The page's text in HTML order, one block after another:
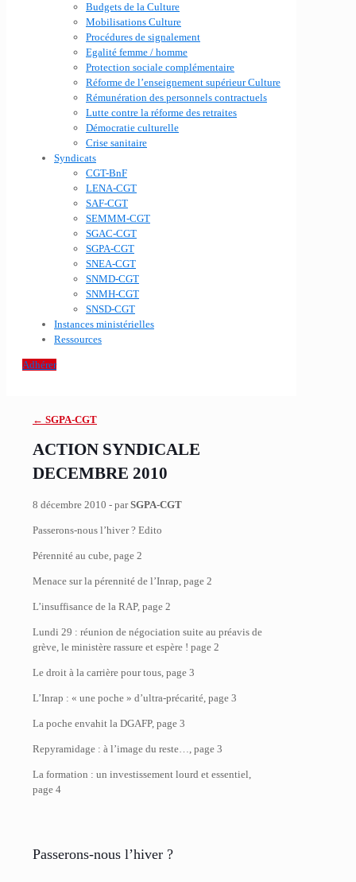
Budgets de la Culture
Mobilisations Culture
Procédures de signalement
Egalité femme / homme
Protection sociale complémentaire
Réforme de l’enseignement supérieur Culture
Rémunération des personnels contractuels
Lutte contre la réforme des retraites
Démocratie culturelle
Crise sanitaire
Syndicats
CGT-BnF
LENA-CGT
SAF-CGT
SEMMM-CGT
SGAC-CGT
SGPA-CGT
SNEA-CGT
SNMD-CGT
SNMH-CGT
SNSD-CGT
Instances ministérielles
Ressources
Adhérer
← SGPA-CGT
ACTION SYNDICALE
DECEMBRE 2010
8 décembre 2010 - parSGPA-CGT
Passerons-nous l’hiver ? Edito
Pérennité au cube, page 2
Menace sur la pérennité de l’Inrap, page 2
L’insuffisance de la RAP, page 2
Lundi 29 : réunion de négociation suite au préavis de
grève, le ministère rassure et espère ! page 2
Le droit à la carrière pour tous, page 3
L’Inrap : « une poche » d’ultra-précarité, page 3
La poche envahit la DGAFP, page 3
Repyramidage : à l’image du reste…, page 3
La formation : un investissement lourd et essentiel,
page 4
Passerons-nous l’hiver ?